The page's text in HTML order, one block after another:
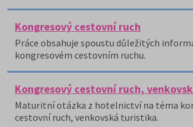
Kongresový cestovní ruch
Práce obsahuje spoustu důležitých
kongresovém cestovním ruchu.
Kongresový cestovní ruch,
Maturitní otázka z hotelnictví na téma
cestovní ruch, venkovská turistika.